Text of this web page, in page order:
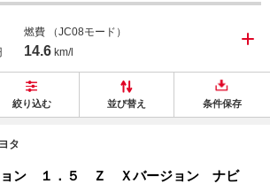
燃費 （JC08モード）
14.6 km/l
絞り込む 並び替え 条件保存
タ
ン １．５ Ｚ Ｘバージョン ナビ